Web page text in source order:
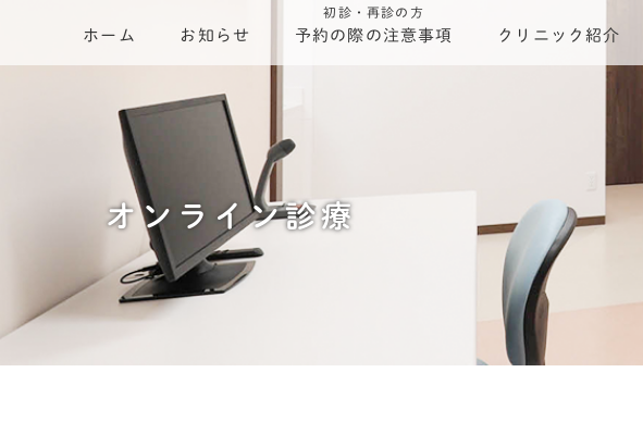
ホーム お知らせ
初診・再診の方
予約の際の注意事項 クリニック紹介
オンライン診療